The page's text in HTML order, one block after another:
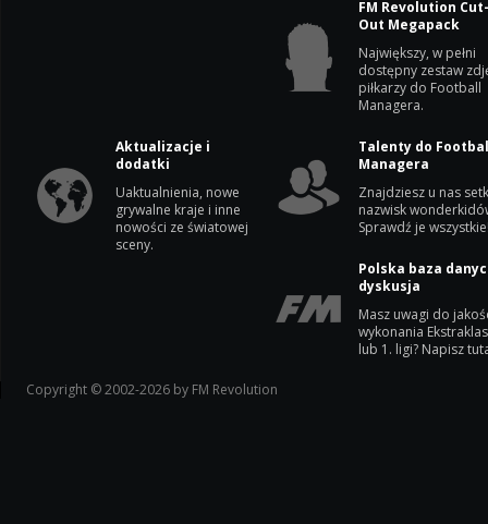
FM Revolution
Out Megapack
Największy, w pełni
dostępny zestaw
piłkarzy do Football
Managera.
Aktualizacje i
dodatki
Uaktualnienia, nowe
grywalne kraje i inne
nowości ze światowej
sceny.
Talenty do
Managera
Znajdziesz u nas
nazwisk
Sprawdź je
Polska baza
dyskusja
Masz uwagi do
wykonania
lub 1. ligi? Napisz
Copyright © 2002-2026 by FM Revolution